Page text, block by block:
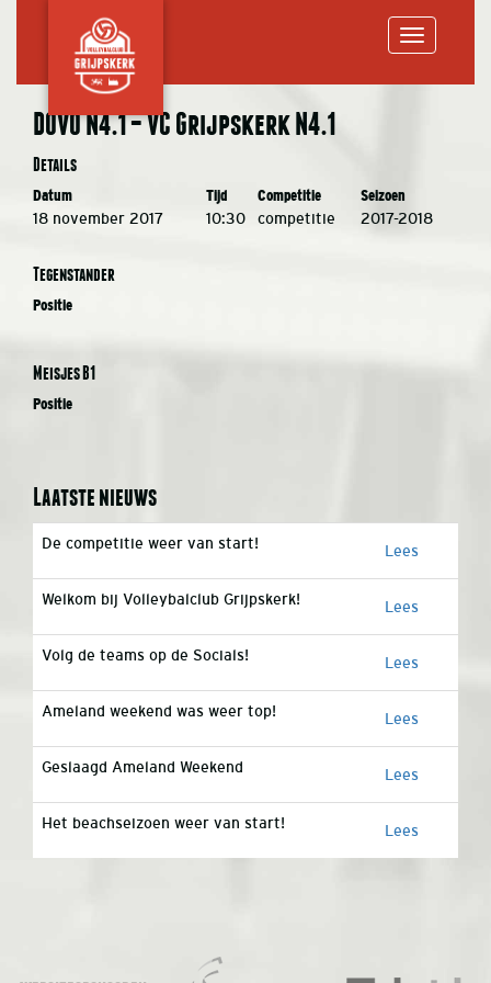
DOVO N4.1 – VC Grijpskerk N4.1
Details
Datum Tijd Competitie Seizoen
18 november 2017 10:30 competitie 2017-2018
Tegenstander
Positie
Meisjes B1
Positie
Laatste nieuws
De competitie weer van start! Lees
Welkom bij Volleybalclub Grijpskerk! Lees
Volg de teams op de Socials! Lees
Ameland weekend was weer top! Lees
Geslaagd Ameland Weekend Lees
Het beachseizoen weer van start! Lees